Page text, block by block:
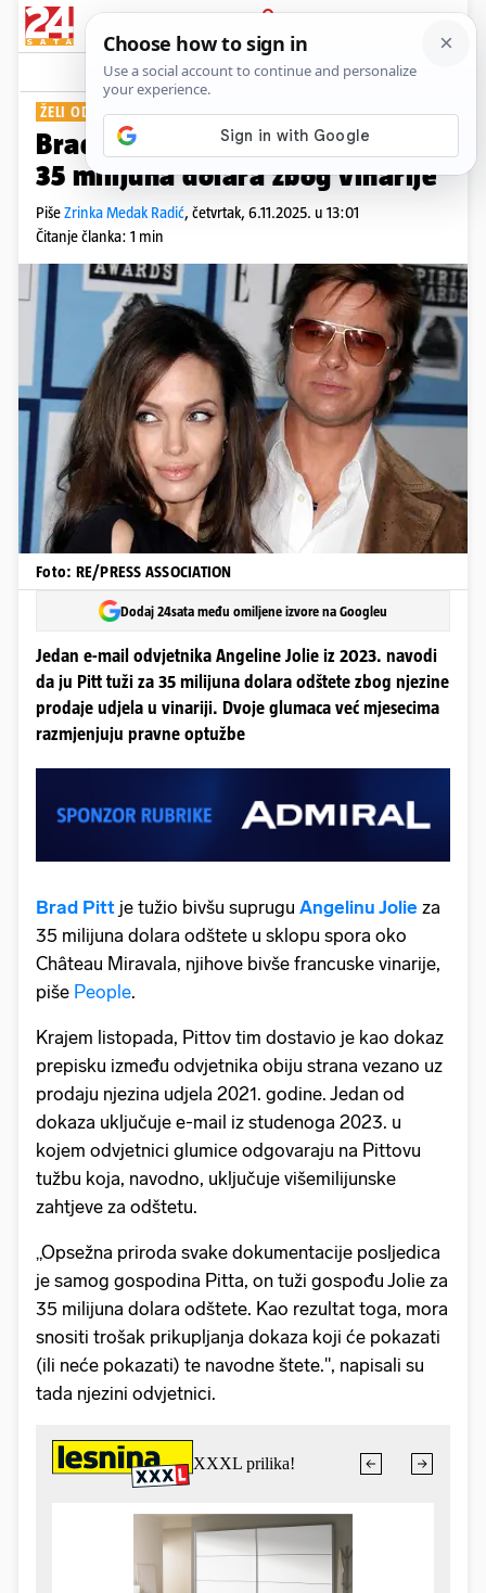
PRIJAVA
Show Komentari
ŽELI ODŠTETU
Brad Pitt od Angeline Jolie traži
35 milijuna dolara zbog vinarije
PišeZrinka Medak Radić, četvrtak, 6.11.2025. u 13:01
Čitanje članka: 1 min
Foto: RE/PRESS ASSOCIATION
Dodaj 24sata među omiljene izvore na Googleu
Jedan e-mail odvjetnika Angeline Jolie iz 2023. navodi
da ju Pitt tuži za 35 milijuna dolara odštete zbog njezine
prodaje udjela u vinariji. Dvoje glumaca već mjesecima
razmjenjuju pravne optužbe
Brad Pitt je tužio bivšu suprugu Angelinu Jolie za
35 milijuna dolara odštete u sklopu spora oko
Château Miravala, njihove bivše francuske vinarije,
piše People.
Krajem listopada, Pittov tim dostavio je kao dokaz
prepisku između odvjetnika obiju strana vezano uz
prodaju njezina udjela 2021. godine. Jedan od
dokaza uključuje e-mail iz studenoga 2023. u
kojem odvjetnici glumice odgovaraju na Pittovu
tužbu koja, navodno, uključuje višemilijunske
zahtjeve za odštetu.
„Opsežna priroda svake dokumentacije posljedica
je samog gospodina Pitta, on tuži gospođu Jolie za
35 milijuna dolara odštete. Kao rezultat toga, mora
snositi trošak prikupljanja dokaza koji će pokazati
(ili neće pokazati) te navodne štete.", napisali su
tada njezini odvjetnici.